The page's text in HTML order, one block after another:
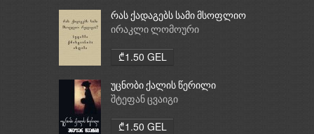
რას ქადაგებს სამი მსოფლიო
რელიგია: ბუდიზმი,
ირაკლი ლომოური
₾1.50 GEL
უცნობი ქალის წერილი
შტეფან ცვაიგი
₾1.50 GEL